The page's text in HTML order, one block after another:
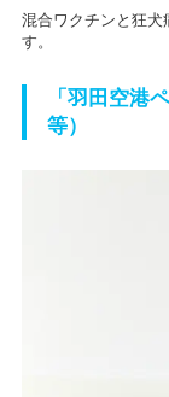
混合ワクチンと狂犬
す。
「羽田空港
等）